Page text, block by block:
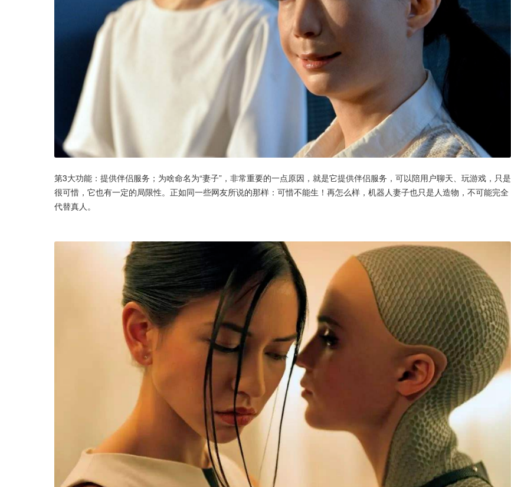
第3大功能：提供伴侣服务；为啥命名为“妻子”，非常重要的一点原因，就是它提供伴侣服务，可以陪用户聊天、玩游戏，只是
很可惜，它也有一定的局限性。正如同一些网友所说的那样：可惜不能生！再怎么样，机器人妻子也只是人造物，不可能完全
代替真人。